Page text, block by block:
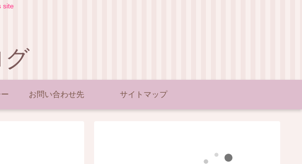
site
グ
お問い合わせ先 サイトマップ